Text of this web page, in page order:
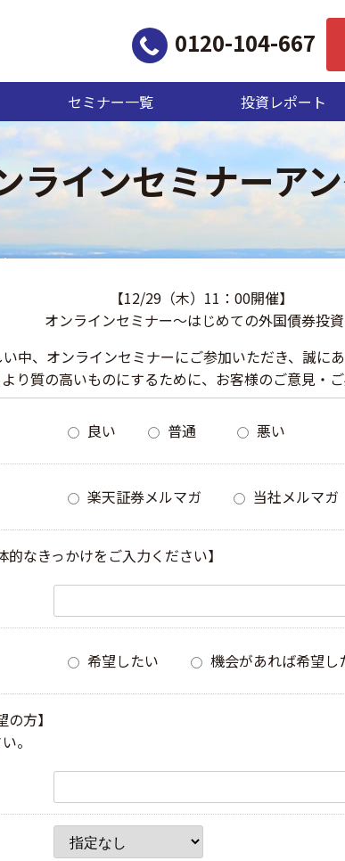
0120-104-667
セミナー一覧 投資レポート
ラインセミナーア
【12/29（木）11：00開催】
オンラインセミナー～はじめての外国債券投
中、オンラインセミナーにご参加いただき、誠にあ
り質の高いものにするために、お客様のご意見・
良い 普通 悪い
楽天証券メルマガ 当社メルマガ
なきっかけをご入力ください】
希望したい 機会があれば希望し
方】
。